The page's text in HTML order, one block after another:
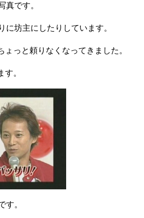
真です。
に坊主にしたりしています。
ょっと頼りなくなってきました。
。
す。